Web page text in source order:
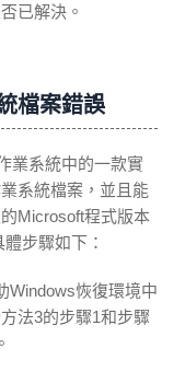
已解決。
檔案錯誤
業系統中的一款實
系統檔案，並且能
Microsoft程式版本
步驟如下：
Windows恢復環境中
法3的步驟1和步驟